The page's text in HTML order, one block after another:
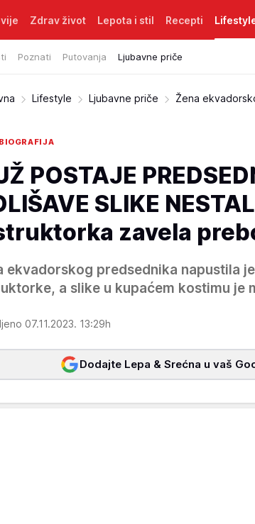
Zdrav život Lepota i stil Recepti
Poznati Putovanja Ljubavne priče
Lifestyle Ljubavne priče
Žena
POSTAJE
SLIKE
zavela
ekvadorskog predsednika napustila
a slike u kupaćem kostimu je
07.11.2023. 13:29h
Dodajte Lepa & Srećna u vaš